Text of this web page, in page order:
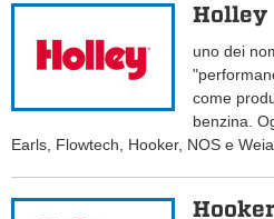
Holley
uno dei
come
benzina.
Earls, Flowtech, Hooker, NOS e
Hooker